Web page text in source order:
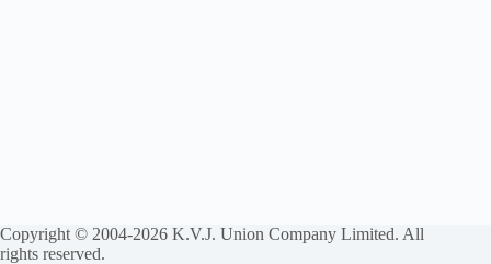
Copyright © 2004-2026 K.V.J. Union Company Limited. All
rights reserved.